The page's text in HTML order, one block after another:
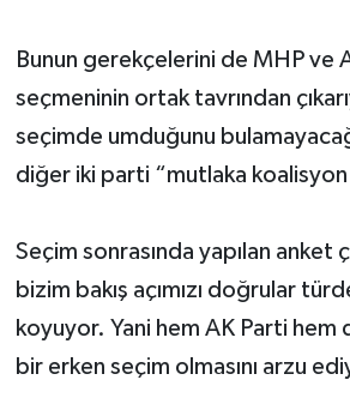
Bunun gerekçelerini de MHP ve
seçmeninin ortak tavrından
seçimde umduğunu
diğer iki parti “mutlaka koalisyon
Seçim sonrasında yapılan anket
bizim bakış açımızı doğrular
koyuyor. Yani hem AK Parti hem
bir erken seçim olmasını arzu